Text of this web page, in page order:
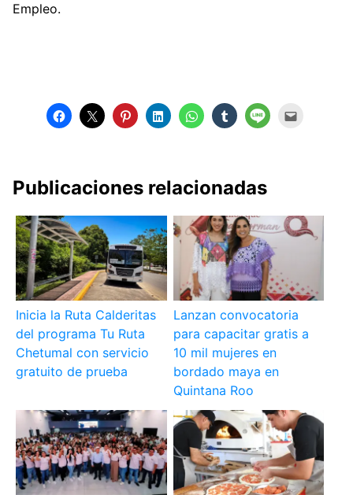
Empleo.
Publicaciones relacionadas
Inicia la Ruta Calderitas
del programa Tu Ruta
Chetumal con servicio
gratuito de prueba
Lanzan convocatoria
para capacitar gratis a
10 mil mujeres en
bordado maya en
Quintana Roo